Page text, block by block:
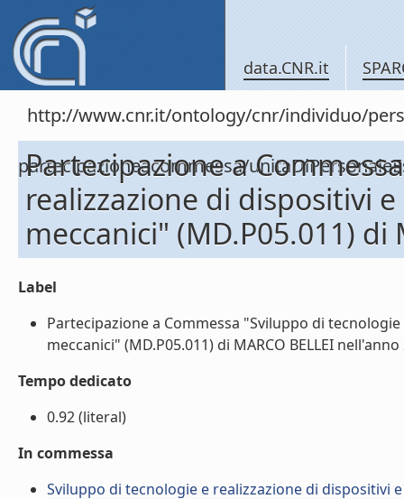
data.CNR.it
http://www.cnr.it/ontology/cnr/individuo/
partecipazioneacommessa/
Partecipazione a
realizzazione di dispositivi
meccanici" (MD.P05.011) di
Label
Partecipazione a Commessa "Sviluppo di
meccanici" (MD.P05.011) di MARCO BELLEI
Tempo dedicato
0.92 (literal)
In commessa
Sviluppo di tecnologie e realizzazione di dispositivi